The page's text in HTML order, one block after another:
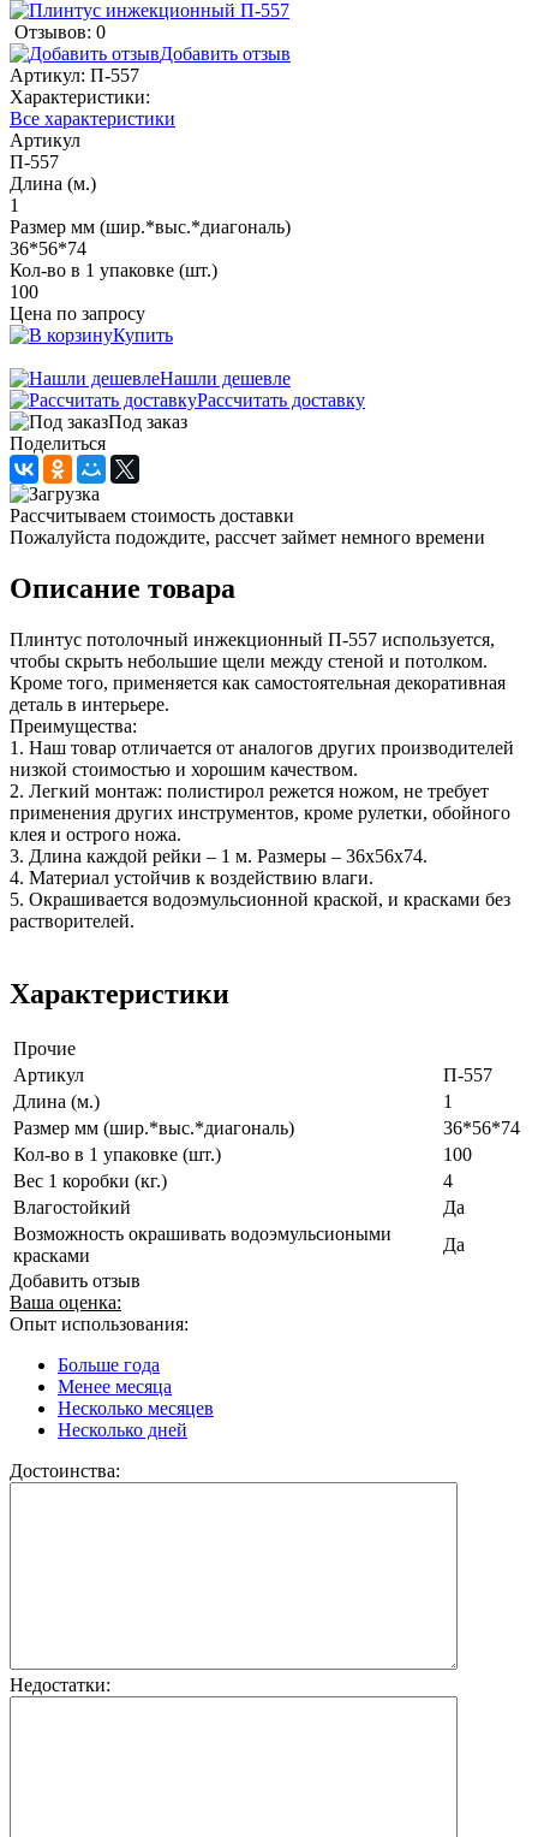
Отзывов: 0
Добавить отзыв
Артикул: П-557
Характеристики:
Все характеристики
Артикул
П-557
Длина (м.)
1
Размер мм (шир.*выс.*диагональ)
36*56*74
Кол-во в 1 упаковке (шт.)
100
Цена по запросу
Купить
Нашли дешевле
Рассчитать доставку
Под заказ
Поделиться
Рассчитываем стоимость доставки
Пожалуйста подождите, рассчет займет немного времени
Описание товара
Плинтус потолочный инжекционный П-557 используется,
чтобы скрыть небольшие щели между стеной и потолком.
Кроме того, применяется как самостоятельная декоративная
деталь в интерьере.
Преимущества:
1. Наш товар отличается от аналогов других производителей
низкой стоимостью и хорошим качеством.
2. Легкий монтаж: полистирол режется ножом, не требует
применения других инструментов, кроме рулетки, обойного
клея и острого ножа.
3. Длина каждой рейки – 1 м. Размеры – 36х56х74.
4. Материал устойчив к воздействию влаги.
5. Окрашивается водоэмульсионной краской, и красками без
растворителей.
Характеристики
Прочие
Артикул
П-557
Длина (м.)
1
Размер мм (шир.*выс.*диагональ)
36*56*74
Кол-во в 1 упаковке (шт.)
100
Вес 1 коробки (кг.)
4
Влагостойкий
Да
Возможность окрашивать водоэмульсиоными
красками
Да
Добавить отзыв
Ваша оценка:
Опыт использования:
Больше года
Менее месяца
Несколько месяцев
Несколько дней
Достоинства:
Недостатки: